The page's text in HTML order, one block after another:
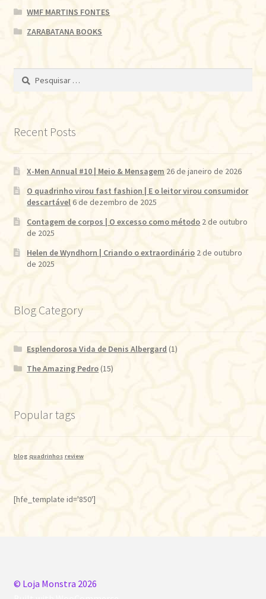
WMF MARTINS FONTES
ZARABATANA BOOKS
Pesquisar
Recent Posts
X-Men Annual #10 | Meio & Mensagem 26 de janeiro de 2026
O quadrinho virou fast fashion | E o leitor virou consumidor
descartável6 de dezembro de 2025
Contagem de corpos | O excesso como método 2 de outubro
de 2025
Helen de Wyndhorn | Criando o extraordinário 2 de outubro
de 2025
Blog Category
Esplendorosa Vida de Denis Albergard (1)
The Amazing Pedro (15)
Popular tags
blog quadrinhos review
[hfe_template id='850']
© Loja Monstra 2026